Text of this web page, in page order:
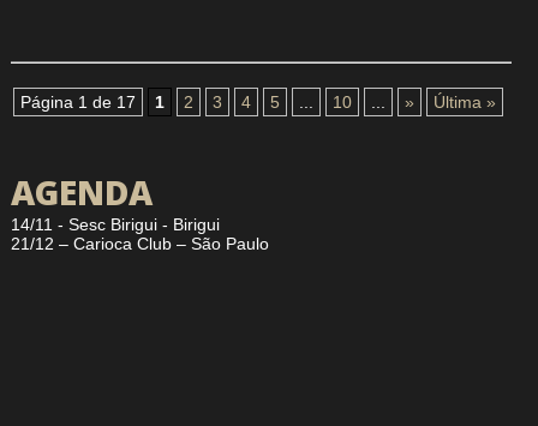
AGENDA
14/11 - Sesc Birigui - Birigui
21/12 – Carioca Club – São Paulo
Página 1 de 17 1 2 3 4 5 ... 10 ... » Última »